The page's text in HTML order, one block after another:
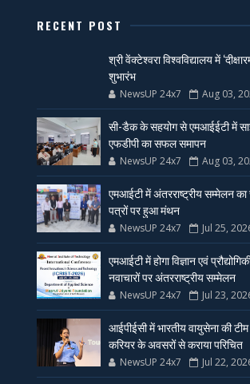
RECENT POST
श्री वेंक्टेश्वरा विश्वविद्यालय में
शुभारंभ
NewsUP 24x7 Aug 03,
सी-डैक के सहयोग से एमआईईटी में
एफडीपी का सफल समापन
NewsUP 24x7 Aug 03,
एमआईटी में अंतरराष्ट्रीय सम्मेलन का
पत्रों पर हुआ मंथन
NewsUP 24x7 Jul 25,
एमआईटी में होगा विज्ञान एवं
नवाचारों पर अंतरराष्ट्रीय सम्मेलन
NewsUP 24x7 Jul 23,
आईपीईसी में भारतीय वायुसेना की
करियर के अवसरों से कराया परिचित
NewsUP 24x7 Jul 22,